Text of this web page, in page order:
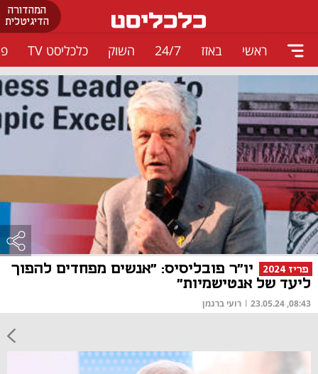
המהדורה
הדיגיטלית
ראשי באזז 24/7 השוק כלכליסט TV
פריז 2024
יו"ר פובליסיס: "אנשים מפחדים להפוך
ליעד של אנטישמיות"
08:43, 23.05.24
| רועי ברגמן